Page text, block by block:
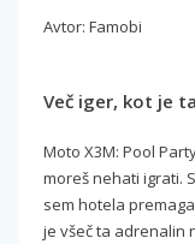
Avtor: Famobi
Več iger, kot je ta
Moto X3M: Pool
moreš nehati igrati.
sem hotela
je všeč ta adrenalin